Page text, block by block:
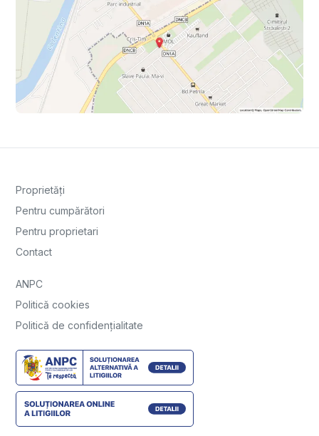
Proprietăți
Pentru cumpărători
Pentru proprietari
Contact
ANPC
Politică cookies
Politică de confidențialitate